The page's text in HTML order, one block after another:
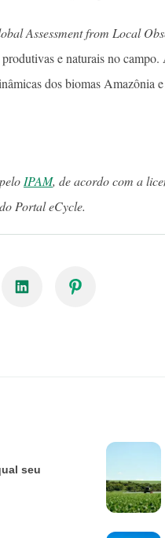
Assessment from Local
produtivas e naturais no
dos biomas Amazônia
IPAM, de acordo com a
Portal eCycle.
seu